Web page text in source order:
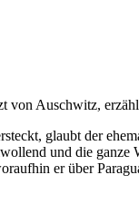
von Auschwitz,
glaubt der
und die
er über